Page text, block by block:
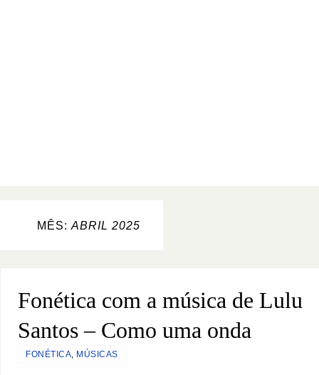
MÊS: ABRIL 2025
Fonética com a música de Lulu
Santos – Como uma onda
FONÉTICA, MÚSICAS